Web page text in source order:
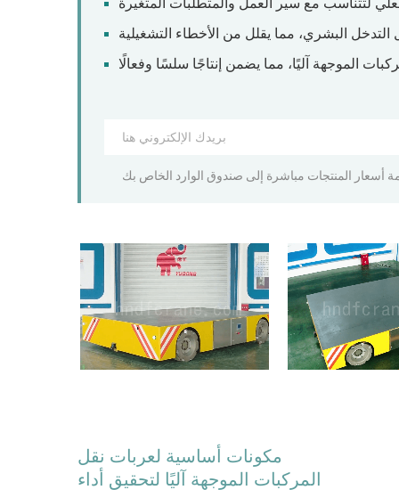
مكونات أساسية لعربات نقل
المركبات الموجهة آليًا لتحقيق أداء